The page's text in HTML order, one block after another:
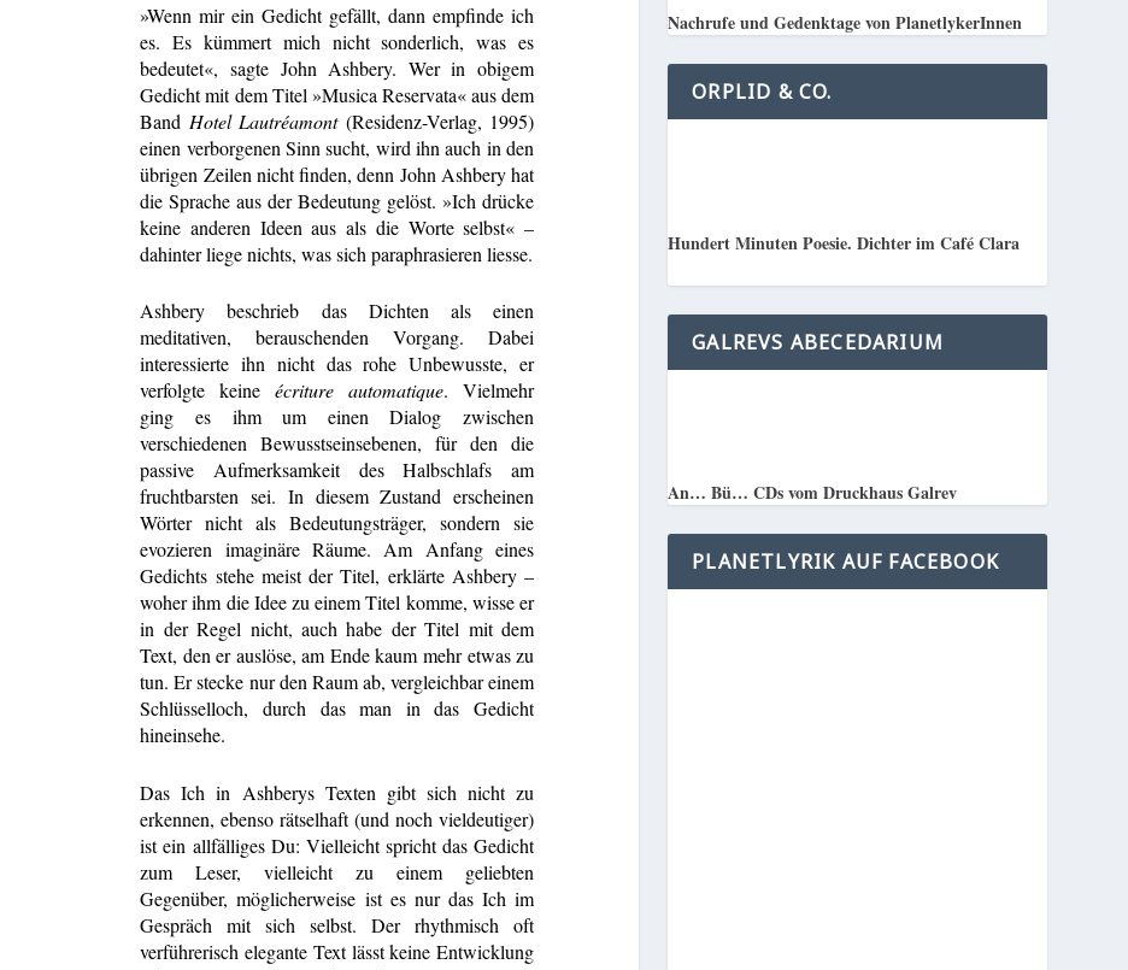
»Wenn mir ein Gedicht gefällt, dann empfinde ich
es. Es kümmert mich nicht sonderlich, was es
bedeutet«, sagte John Ashbery. Wer in obigem
Gedicht mit dem Titel »Musica Reservata« aus dem
Band Hotel Lautréamont(Residenz-Verlag, 1995)
einen verborgenen Sinn sucht, wird ihn auch in den
übrigen Zeilen nicht finden, denn John Ashbery hat
die Sprache aus der Bedeutung gelöst. »Ich drücke
keine anderen Ideen aus als die Worte selbst« –
dahinter liege nichts, was sich paraphrasieren liesse.
Ashbery beschrieb das Dichten als einen
meditativen, berauschenden Vorgang. Dabei
interessierte ihn nicht das rohe Unbewusste, er
verfolgte keineécriture automatique. Vielmehr
ging es ihm um einen Dialog zwischen
verschiedenen Bewusstseinsebenen, für den die
passive Aufmerksamkeit des Halbschlafs am
fruchtbarsten sei. In diesem Zustand erscheinen
Wörter nicht als Bedeutungsträger, sondern sie
evozieren imaginäre Räume. Am Anfang eines
Gedichts stehe meist der Titel, erklärte Ashbery –
woher ihm die Idee zu einem Titel komme, wisse er
in der Regel nicht, auch habe der Titel mit dem
Text, den er auslöse, am Ende kaum mehr etwas zu
tun. Er stecke nur den Raum ab, vergleichbar einem
Schlüsselloch, durch das man in das Gedicht
hineinsehe.
Das Ich in Ashberys Texten gibt sich nicht zu
erkennen, ebenso rätselhaft (und noch vieldeutiger)
ist ein allfälliges Du: Vielleicht spricht das Gedicht
zum Leser, vielleicht zu einem geliebten
Gegenüber, möglicherweise ist es nur das Ich im
Gespräch mit sich selbst. Der rhythmisch oft
verführerisch elegante Text lässt keine Entwicklung
Nachrufe und Gedenktage von PlanetlykerInnen
ORPLID & CO.
Hundert Minuten Poesie. Dichter im Café Clara
GALREVS ABECEDARIUM
An… Bü… CDs vom Druckhaus Galrev
PLANETLYRIK AUF FACEBOOK